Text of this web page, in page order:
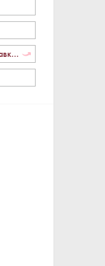
Условия (сроки, оплата, доставка, возврат)